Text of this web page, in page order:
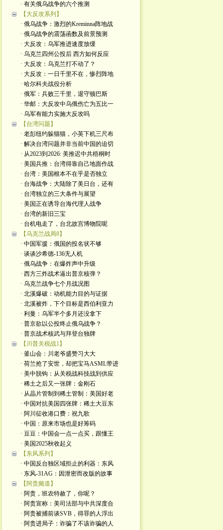
· 有关俄乌战争的六个推测
【大反攻系列】
· 俄乌战争：激烈的Kreminna阵地战
· 俄乌战争的震荡函数及前景预测
· 大反攻：乌军推进速度放缓
· 乌克兰四州公投后 西方如何反应
· 大反攻：乌克兰打不动了？
· 大反攻：一日千里不在，惨烈阵地
· 哈尔科夫战役分析
· 俄军：兵败三千里，退守顿巴斯
· 华邮：大反攻中乌俄伤亡为五比一
· 乌军有能力实施大反攻吗
【台湾问题】
· 老彭纽约躲猫猫，小英下机三尺布
· 解决台湾问题并非当前中国的迫切
· 从2023到2026: 美推迟中共梧桐时
· 美国兵推：台湾得靠自己地面作战
· 台湾：美国根本不在乎是否独立
· 台海战争：大陆除了美日台，还有
· 台湾独立的三大条件与展望
· 美国正在诱导台海代理人战争
· 台湾的新旧三宝
· 台机电走了，台北故宫博物院呢
【乌克兰战局8】
· 中国军援：俄国的投名状不够
· 谈谈沙希德-136无人机
· 俄乌战争：在爆炸声中升级
· 西方三炸战术逼出普京核弹？
· 乌克兰战争七个月战况图
· 北溪爆破：动机能力目的与证据
· 北溪被炸，下个目标是西伯利亚力
· 利曼：乌军半个多月还没拿下
· 普京欲以公投终止俄乌战争？
· 普京战术核武与拜登台独牌
【川普关税战1】
· 釜山会：川老爷盛赞习大大
· 荷兰抢了安世，却把宝马ASML带进
· 美中脱钩：从关税战科技战到供应
· 稀土之后又一张牌：金刚石
· 从晶片管制到稀土管制：美国好老
· 中国对抗美国四张牌：稀土大豆东
· 阿川征收港口费：祝九歌
· 中国：原来市场也是好筹码
· 豆豆：中国会一点一点买，跟懂王
· 美国2025秋收起义
【东风系列】
· 中国反台独区域拒止的利器：东风
· 东风-31AG：因泄密而改版的故事
【阿贵频道】
· 阿贵，班农特赦了，你呢？
· 阿贵宣称：美司法部与中共深度合
· 阿贵被捕前谈SVB，得罪的人浮出
· 阿贵进局子：诈骗了不该诈骗的人